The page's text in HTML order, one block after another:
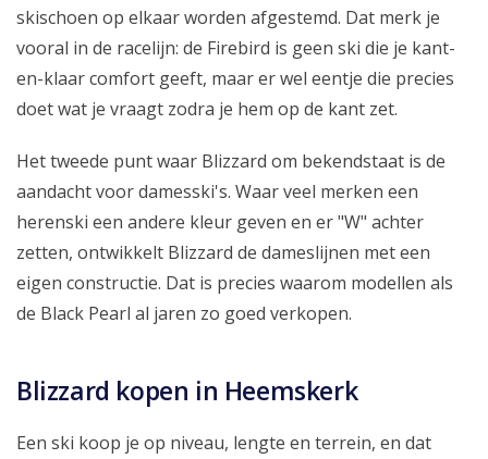
skischoen op elkaar worden afgestemd. Dat merk je
vooral in de racelijn: de Firebird is geen ski die je kant-
en-klaar comfort geeft, maar er wel eentje die precies
doet wat je vraagt zodra je hem op de kant zet.
Het tweede punt waar Blizzard om bekendstaat is de
aandacht voor damesski's. Waar veel merken een
herenski een andere kleur geven en er "W" achter
zetten, ontwikkelt Blizzard de dameslijnen met een
eigen constructie. Dat is precies waarom modellen als
de Black Pearl al jaren zo goed verkopen.
Blizzard kopen in Heemskerk
Een ski koop je op niveau, lengte en terrein, en dat